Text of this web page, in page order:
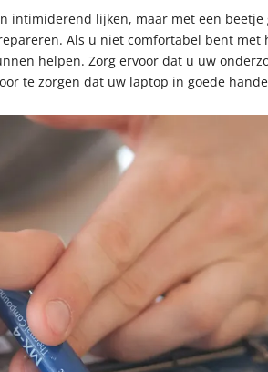
intimiderend lijken, maar met een
Als u niet comfortabel bent met
helpen. Zorg ervoor dat u uw
te zorgen dat uw laptop in goede